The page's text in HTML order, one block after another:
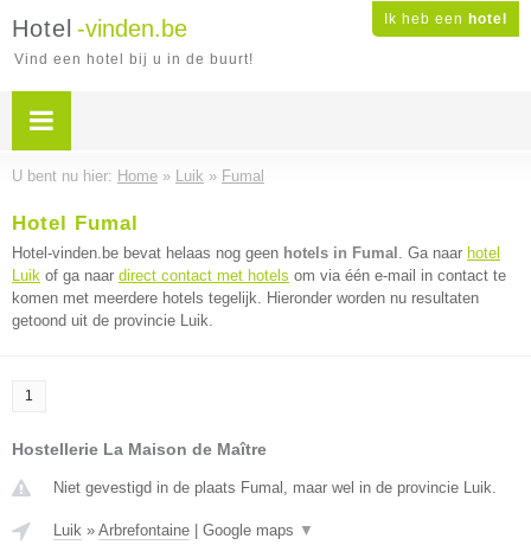
Ik heb een hotel
Hotel -vinden.be
Vind een hotel bij u in de buurt!
U bent nu hier: Home » Luik » Fumal
Hotel Fumal
Hotel-vinden.be bevat helaas nog geen hotels in Fumal . Ga naar hotel
Luik of ga naar direct contact met hotels om via één e-mail in contact te
komen met meerdere hotels tegelijk. Hieronder worden nu resultaten
getoond uit de provincie Luik.
1
Hostellerie La Maison de Maître
Niet gevestigd in de plaats Fumal, maar wel in de provincie Luik.
Luik » Arbrefontaine Google maps ▼